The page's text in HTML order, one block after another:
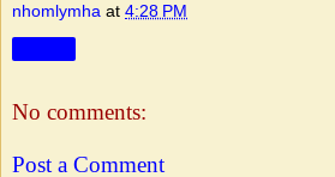
nhomlymha at 4:28 PM
No comments:
Post a Comment